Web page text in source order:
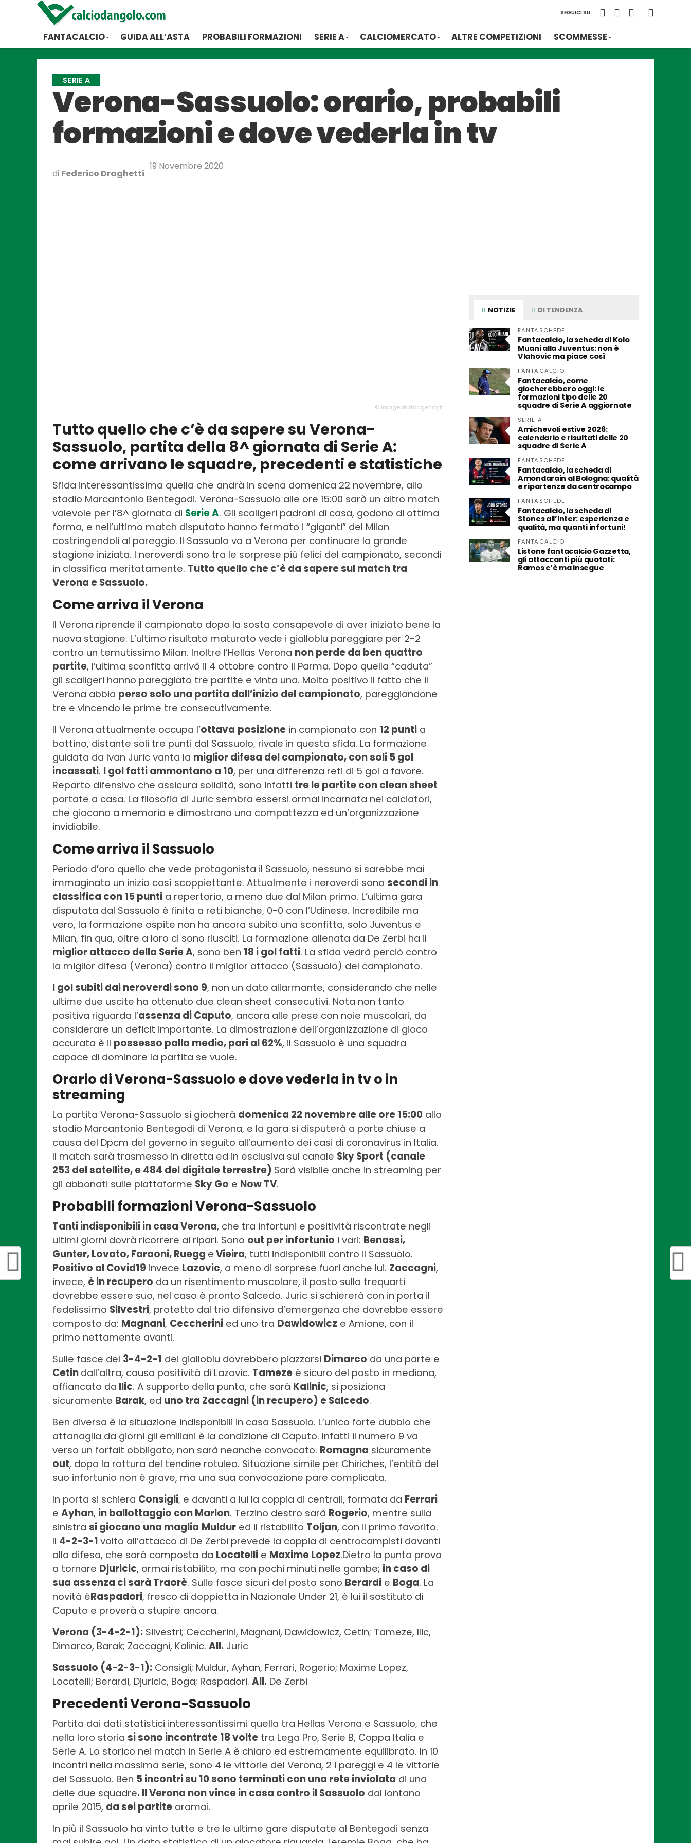
SEGUICI SU
FANTACALCIO GUIDA ALL’ASTA PROBABILI FORMAZIONI SERIE A CALCIOMERCATO ALTRE COMPETIZIONI SCOMMESSE
SERIE A
Verona-Sassuolo: orario, probabili
formazioni e dove vederla in tv
di Federico Draghetti
19 Novembre 2020
© imagephotoagency.it
Tutto quello che c’è da sapere su Verona-
Sassuolo, partita della 8^ giornata di Serie A:
come arrivano le squadre, precedenti e statistiche
Sfida interessantissima quella che andrà in scena domenica 22 novembre, allo
stadio Marcantonio Bentegodi. Verona-Sassuolo alle ore 15:00 sarà un altro match
valevole per l’8^ giornata di Serie A. Gli scaligeri padroni di casa, godono di ottima
forma, e nell’ultimo match disputato hanno fermato i “giganti” del Milan
costringendoli al pareggio. Il Sassuolo va a Verona per continuare la grande
stagione iniziata. I neroverdi sono tra le sorprese più felici del campionato, secondi
in classifica meritatamente. Tutto quello che c’è da sapere sul match tra
Verona e Sassuolo.
Come arriva il Verona
Il Verona riprende il campionato dopo la sosta consapevole di aver iniziato bene la
nuova stagione. L’ultimo risultato maturato vede i gialloblu pareggiare per 2-2
contro un temutissimo Milan. Inoltre l’Hellas Verona non perde da ben quattro
partite, l’ultima sconfitta arrivò il 4 ottobre contro il Parma. Dopo quella “caduta”
gli scaligeri hanno pareggiato tre partite e vinta una. Molto positivo il fatto che il
Verona abbia perso solo una partita dall’inizio del campionato, pareggiandone
tre e vincendo le prime tre consecutivamente.
Il Verona attualmente occupa l’ottava posizione in campionato con 12 punti a
bottino, distante soli tre punti dal Sassuolo, rivale in questa sfida. La formazione
guidata da Ivan Juric vanta la miglior difesa del campionato, con soli 5 gol
incassati. I gol fatti ammontano a 10, per una differenza reti di 5 gol a favore.
Reparto difensivo che assicura solidità, sono infatti tre le partite con clean sheet
portate a casa. La filosofia di Juric sembra essersi ormai incarnata nei calciatori,
che giocano a memoria e dimostrano una compattezza ed un’organizzazione
invidiabile.
Come arriva il Sassuolo
Periodo d’oro quello che vede protagonista il Sassuolo, nessuno si sarebbe mai
immaginato un inizio così scoppiettante. Attualmente i neroverdi sono secondi in
classifica con 15 punti a repertorio, a meno due dal Milan primo. L’ultima gara
disputata dal Sassuolo è finita a reti bianche, 0-0 con l’Udinese. Incredibile ma
vero, la formazione ospite non ha ancora subito una sconfitta, solo Juventus e
Milan, fin qua, oltre a loro ci sono riusciti. La formazione allenata da De Zerbi ha il
miglior attacco della Serie A, sono ben 18 i gol fatti. La sfida vedrà perciò contro
la miglior difesa (Verona) contro il miglior attacco (Sassuolo) del campionato.
I gol subiti dai neroverdi sono 9, non un dato allarmante, considerando che nelle
ultime due uscite ha ottenuto due clean sheet consecutivi. Nota non tanto
positiva riguarda l’assenza di Caputo, ancora alle prese con noie muscolari, da
considerare un deficit importante. La dimostrazione dell’organizzazione di gioco
accurata è il possesso palla medio, pari al 62%, il Sassuolo è una squadra
capace di dominare la partita se vuole.
Orario di Verona-Sassuolo e dove vederla in tv o in
streaming
La partita Verona-Sassuolo si giocherà domenica 22 novembre alle ore 15:00 allo
stadio Marcantonio Bentegodi di Verona, e la gara si disputerà a porte chiuse a
causa del Dpcm del governo in seguito all’aumento dei casi di coronavirus in Italia.
Il match sarà trasmesso in diretta ed in esclusiva sul canale Sky Sport (canale
253 del satellite, e 484 del digitale terrestre) Sarà visibile anche in streaming per
gli abbonati sulle piattaforme Sky Go e Now TV.
Probabili formazioni Verona-Sassuolo
Tanti indisponibili in casa Verona, che tra infortuni e positività riscontrate negli
ultimi giorni dovrà ricorrere ai ripari. Sono out per infortunio i vari: Benassi,
Gunter, Lovato, Faraoni, Ruegg e Vieira, tutti indisponibili contro il Sassuolo.
Positivo al Covid19 invece Lazovic, a meno di sorprese fuori anche lui. Zaccagni,
invece, è in recupero da un risentimento muscolare, il posto sulla trequarti
dovrebbe essere suo, nel caso è pronto Salcedo. Juric si schiererà con in porta il
fedelissimo Silvestri, protetto dal trio difensivo d’emergenza che dovrebbe essere
composto da: Magnani, Ceccherini ed uno tra Dawidowicz e Amione, con il
primo nettamente avanti.
Sulle fasce del 3-4-2-1 dei gialloblu dovrebbero piazzarsi Dimarco da una parte e
Cetin dall’altra, causa positività di Lazovic. Tameze è sicuro del posto in mediana,
affiancato da Ilic. A supporto della punta, che sarà Kalinic, si posiziona
sicuramente Barak, ed uno tra Zaccagni (in recupero) e Salcedo.
Ben diversa è la situazione indisponibili in casa Sassuolo. L’unico forte dubbio che
attanaglia da giorni gli emiliani è la condizione di Caputo. Infatti il numero 9 va
verso un forfait obbligato, non sarà neanche convocato. Romagna sicuramente
out, dopo la rottura del tendine rotuleo. Situazione simile per Chiriches, l’entità del
suo infortunio non è grave, ma una sua convocazione pare complicata.
In porta si schiera Consigli, e davanti a lui la coppia di centrali, formata da Ferrari
e Ayhan, in ballottaggio con Marlon. Terzino destro sarà Rogerio, mentre sulla
sinistra si giocano una maglia Muldur ed il ristabilito Toljan, con il primo favorito.
Il 4-2-3-1 volto all’attacco di De Zerbi prevede la coppia di centrocampisti davanti
alla difesa, che sarà composta da Locatelli e Maxime Lopez.Dietro la punta prova
a tornare Djuricic, ormai ristabilito, ma con pochi minuti nelle gambe; in caso di
sua assenza ci sarà Traorè. Sulle fasce sicuri del posto sono Berardi e Boga. La
novità èRaspadori, fresco di doppietta in Nazionale Under 21, è lui il sostituto di
Caputo e proverà a stupire ancora.
Verona (3-4-2-1): Silvestri; Ceccherini, Magnani, Dawidowicz, Cetin; Tameze, Ilic,
Dimarco, Barak; Zaccagni, Kalinic. All. Juric
Sassuolo (4-2-3-1): Consigli; Muldur, Ayhan, Ferrari, Rogerio; Maxime Lopez,
Locatelli; Berardi, Djuricic, Boga; Raspadori. All. De Zerbi
Precedenti Verona-Sassuolo
Partita dai dati statistici interessantissimi quella tra Hellas Verona e Sassuolo, che
nella loro storia si sono incontrate 18 volte tra Lega Pro, Serie B, Coppa Italia e
Serie A. Lo storico nei match in Serie A è chiaro ed estremamente equilibrato. In 10
incontri nella massima serie, sono 4 le vittorie del Verona, 2 i pareggi e 4 le vittorie
del Sassuolo. Ben 5 incontri su 10 sono terminati con una rete inviolata di una
delle due squadre. Il Verona non vince in casa contro il Sassuolo dal lontano
aprile 2015, da sei partite oramai.
In più il Sassuolo ha vinto tutte e tre le ultime gare disputate al Bentegodi senza
NOTIZIE DI TENDENZA
FANTASCHEDE
Fantacalcio, la scheda di Kolo
Muani alla Juventus: non è
Vlahovic ma piace così
FANTACALCIO
Fantacalcio, come
giocherebbero oggi: le
formazioni tipo delle 20
squadre di Serie A aggiornate
SERIE A
Amichevoli estive 2026:
calendario e risultati delle 20
squadre di Serie A
FANTASCHEDE
Fantacalcio, la scheda di
Amondarain al Bologna: qualità
e ripartenze da centrocampo
FANTASCHEDE
Fantacalcio, la scheda di
Stones all’Inter: esperienza e
qualità, ma quanti infortuni!
FANTACALCIO
Listone fantacalcio Gazzetta,
gli attaccanti più quotati:
Ramos c’è ma insegue